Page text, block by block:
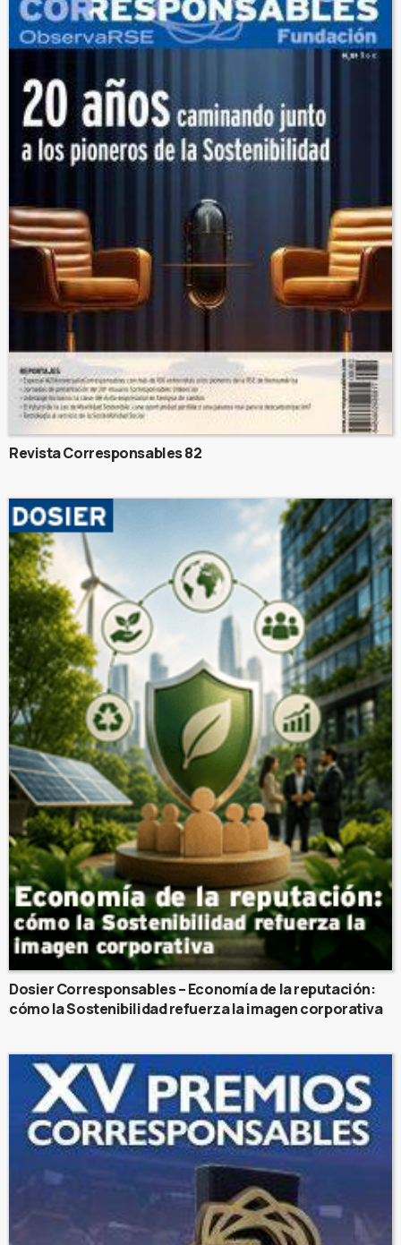
Revista Corresponsables 82
Dosier Corresponsables – Economía de la reputación:
cómo la Sostenibilidad refuerza la imagen corporativa